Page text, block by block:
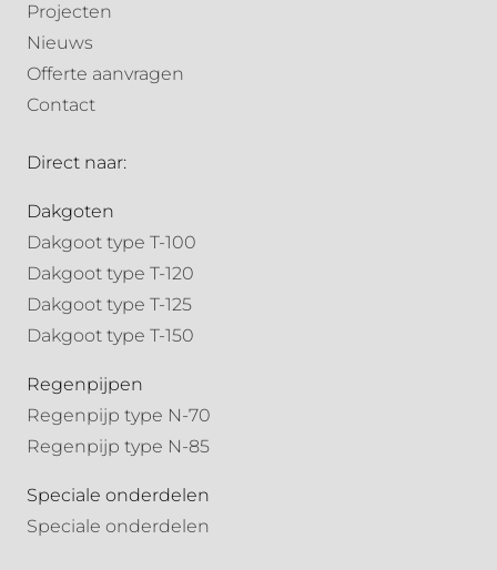
Projecten
Nieuws
Offerte aanvragen
Contact
Direct naar:
Dakgoten
Dakgoot type T-100
Dakgoot type T-120
Dakgoot type T-125
Dakgoot type T-150
Regenpijpen
Regenpijp type N-70
Regenpijp type N-85
Speciale onderdelen
Speciale onderdelen